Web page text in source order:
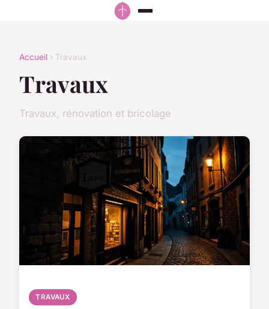
Accueil › Travaux
Travaux
Travaux, rénovation et bricolage
TRAVAUX